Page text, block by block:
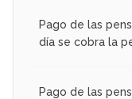
Pago de las
día se cobra la
Pago de las